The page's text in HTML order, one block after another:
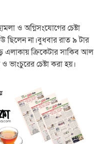
ও অগ্নিসংযোগের চেষ্টা
ছিলেন না।বুধবার রাত ৯ টার
ক্রিকেটার সাকিব আল
ভাংচুরের চেষ্টা করা হয়।